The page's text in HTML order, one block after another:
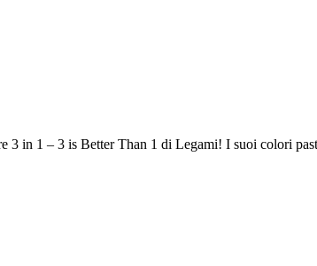
3 in 1 – 3 is Better Than 1 di Legami! I suoi colori